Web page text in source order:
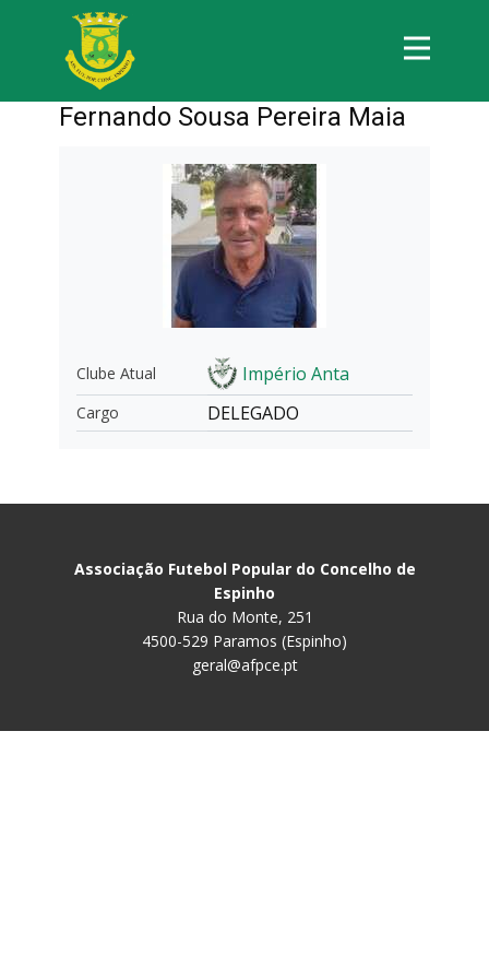
Fernando Sousa Pereira Maia
Clube Atual Império Anta
Cargo DELEGADO
Associação Futebol Popular do Concelho de
Espinho
Rua do Monte, 251
4500-529 Paramos (Espinho)
geral@afpce.pt